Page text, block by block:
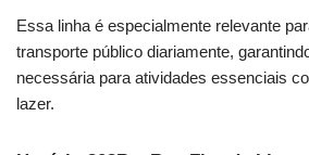
Essa linha é especialmente relevante
transporte público diariamente,
necessária para atividades essenciais
lazer.